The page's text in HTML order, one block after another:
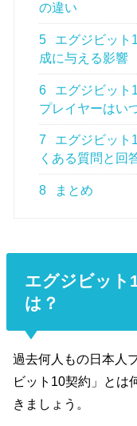
の違い
5
エグジビット
成に与える影響
6
エグジビット
プレイヤーはい
7
エグジビット
くある質問と回
8 まとめ
エグジビット
は？
過去何人もの日本人
ビット10契約」とは
きましょう。